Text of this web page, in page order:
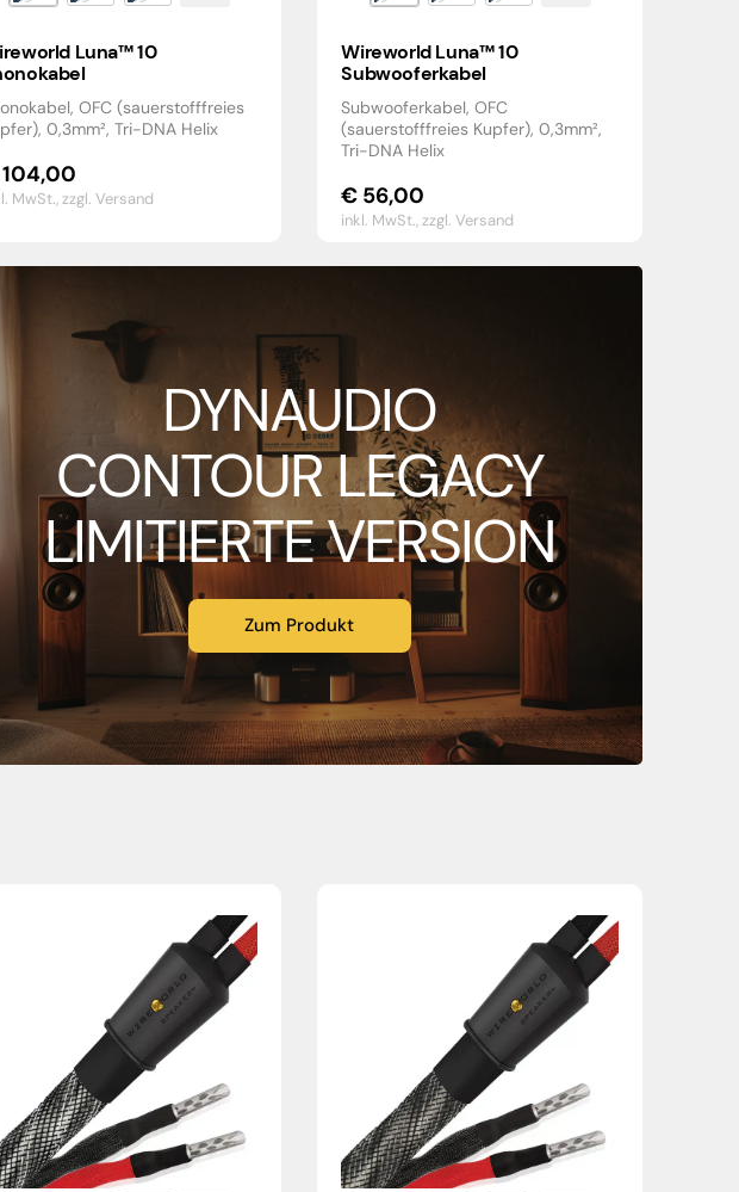
Luna™ 10
OFC (sauerstofffreies
0,3mm², Tri-DNA Helix
MwSt.,zzgl. Versand
Wireworld Luna™ 10
Subwooferkabel
Subwooferkabel, OFC
(sauerstofffreies Kupfer), 0,3mm²,
Tri-DNA Helix
€ 56,00
inkl. MwSt.,zzgl. Versand
DYNAUDIO
CONTOUR LEGACY
LIMITIERTE VERSION
Zum Produkt